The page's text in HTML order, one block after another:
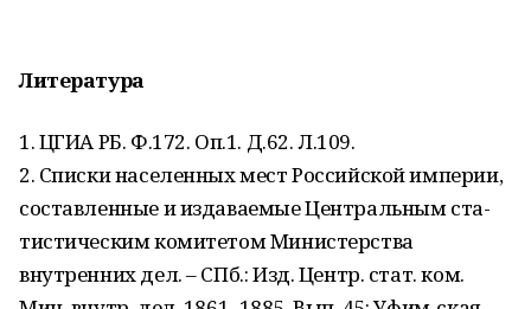
Литература
1. ЦГИА РБ. Ф.172. Оп.1. Д.62. Л.109.
2. Списки населенных мест Рос­сийской империи,
составленные и издаваемые Центральным ста­
тистическим комитетом Министерства
внутренних дел. – СПб.: Изд. Центр. стат. ком.